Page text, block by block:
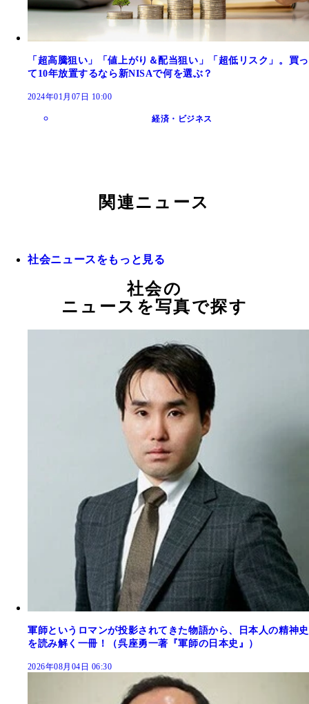
「超高騰狙い」「値上がり＆配当狙い」「超低リスク」。買っ
て10年放置するなら新NISAで何を選ぶ？
2024年01月07日 10:00
経済・ビジネス
関連ニュース
社会ニュースをもっと見る
社会の
ニュースを写真で探す
軍師というロマンが投影されてきた物語から、日本人の精神史
を読み解く一冊！（呉座勇一著『軍師の日本史』）
2026年08月04日 06:30